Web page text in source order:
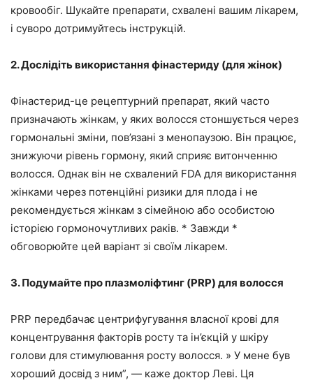
кровообіг. Шукайте препарати, схвалені вашим лікарем,
і суворо дотримуйтесь інструкцій.
2. Дослідіть використання фінастериду (для жінок)
Фінастерид-це рецептурний препарат, який часто
призначають жінкам, у яких волосся стоншується через
гормональні зміни, пов’язані з менопаузою. Він працює,
знижуючи рівень гормону, який сприяє витонченню
волосся. Однак він не схвалений FDA для використання
жінками через потенційні ризики для плода і не
рекомендується жінкам з сімейною або особистою
історією гормоночутливих раків. * Завжди *
обговорюйте цей варіант зі своїм лікарем.
3. Подумайте про плазмоліфтинг (PRP) для волосся
PRP передбачає центрифугування власної крові для
концентрування факторів росту та ін’єкцій у шкіру
голови для стимулювання росту волосся. » У мене був
хороший досвід з ним”, — каже доктор Леві. Ця